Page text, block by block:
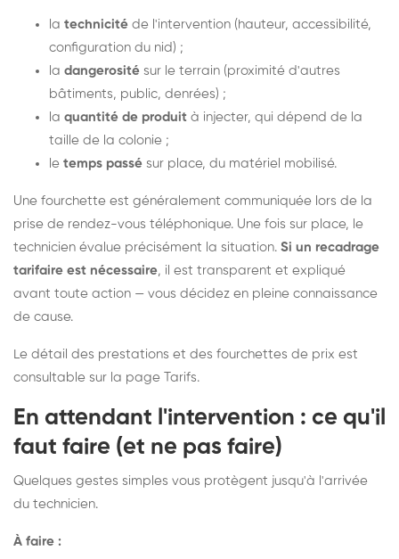
la technicité de l'intervention (hauteur, accessibilité,
configuration du nid) ;
la dangerosité sur le terrain (proximité d'autres
bâtiments, public, denrées) ;
la quantité de produit à injecter, qui dépend de la
taille de la colonie ;
le temps passé sur place, du matériel mobilisé.
Une fourchette est généralement communiquée lors de la
prise de rendez-vous téléphonique. Une fois sur place, le
technicien évalue précisément la situation. Si un recadrage
tarifaire est nécessaire, il est transparent et expliqué
avant toute action — vous décidez en pleine connaissance
de cause.
Le détail des prestations et des fourchettes de prix est
consultable sur la page Tarifs.
En attendant l'intervention : ce qu'il
faut faire (et ne pas faire)
Quelques gestes simples vous protègent jusqu'à l'arrivée
du technicien.
À faire :